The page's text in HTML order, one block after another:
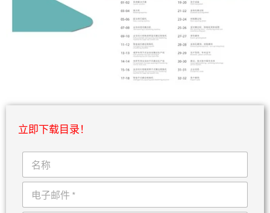
立即下载目录！
名
电
邮